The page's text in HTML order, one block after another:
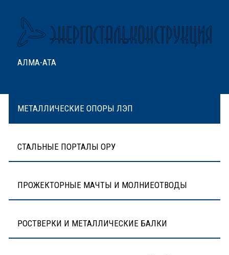
АЛМА-АТА
МЕТАЛЛИЧЕСКИЕ ОПОРЫ ЛЭП
СТАЛЬНЫЕ ПОРТАЛЫ ОРУ
ПРОЖЕКТОРНЫЕ МАЧТЫ И МОЛНИЕОТВОДЫ
РОСТВЕРКИ И МЕТАЛЛИЧЕСКИЕ БАЛКИ